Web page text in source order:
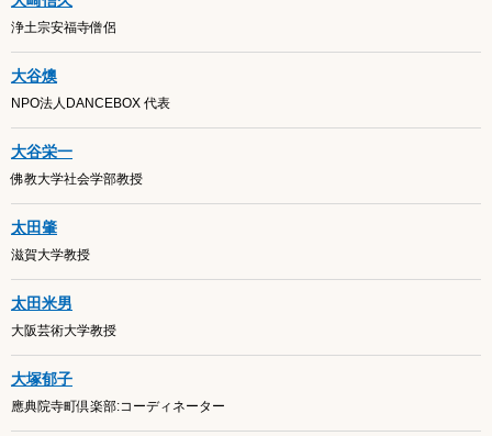
浄土宗安福寺僧侶
大谷燠
NPO法人DANCEBOX 代表
大谷栄一
佛教大学社会学部教授
太田肇
滋賀大学教授
太田米男
大阪芸術大学教授
大塚郁子
應典院寺町倶楽部:コーディネーター